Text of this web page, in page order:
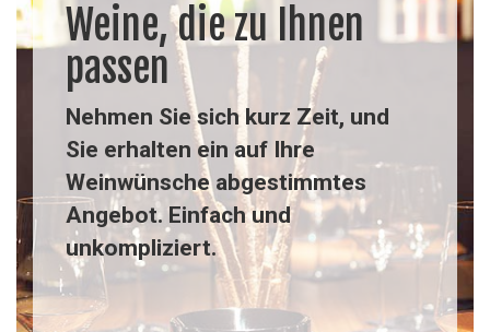
Weine, die zu Ihnen
passen
Nehmen Sie sich kurz Zeit, und
Sie erhalten ein auf Ihre
Weinwünsche abgestimmtes
Angebot. Einfach und
unkompliziert.